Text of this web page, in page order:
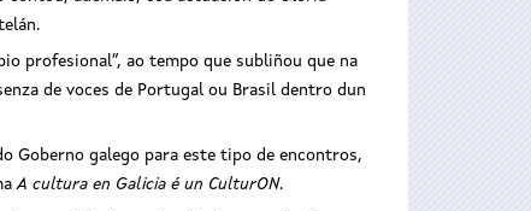
profesional”, ao tempo que subliñou que na
de voces de Portugal ou Brasil dentro dun
Goberno galego para este tipo de encontros,
A cultura en Galicia é un CulturON.